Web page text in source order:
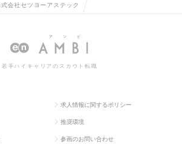
式会社セツヨーアステック
若手ハイキャリアのスカウト転職
求人情報に関するポリシー
推奨環境
参画のお問い合わせ